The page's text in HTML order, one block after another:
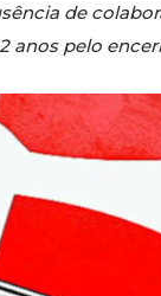
de
anos pelo